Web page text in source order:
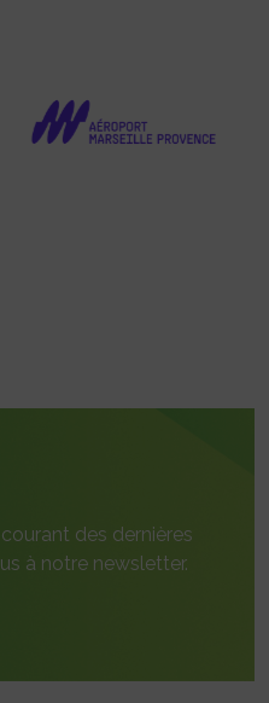
des dernières
à notre newsletter.